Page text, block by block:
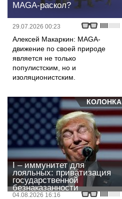
MAGA-раскол?
29.07.2026 00:23
Алексей Макаркин: MAGA-
движение по своей природе
является не только
популистским, но и
изоляционистским.
КОЛОНКА
I – иммунитет для
лояльных: приватизация
государственной
безнаказанности
04.08.2026 16:16